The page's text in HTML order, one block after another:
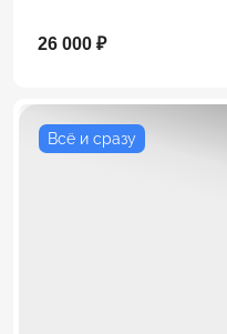
26 000 ₽
Всё и сразу